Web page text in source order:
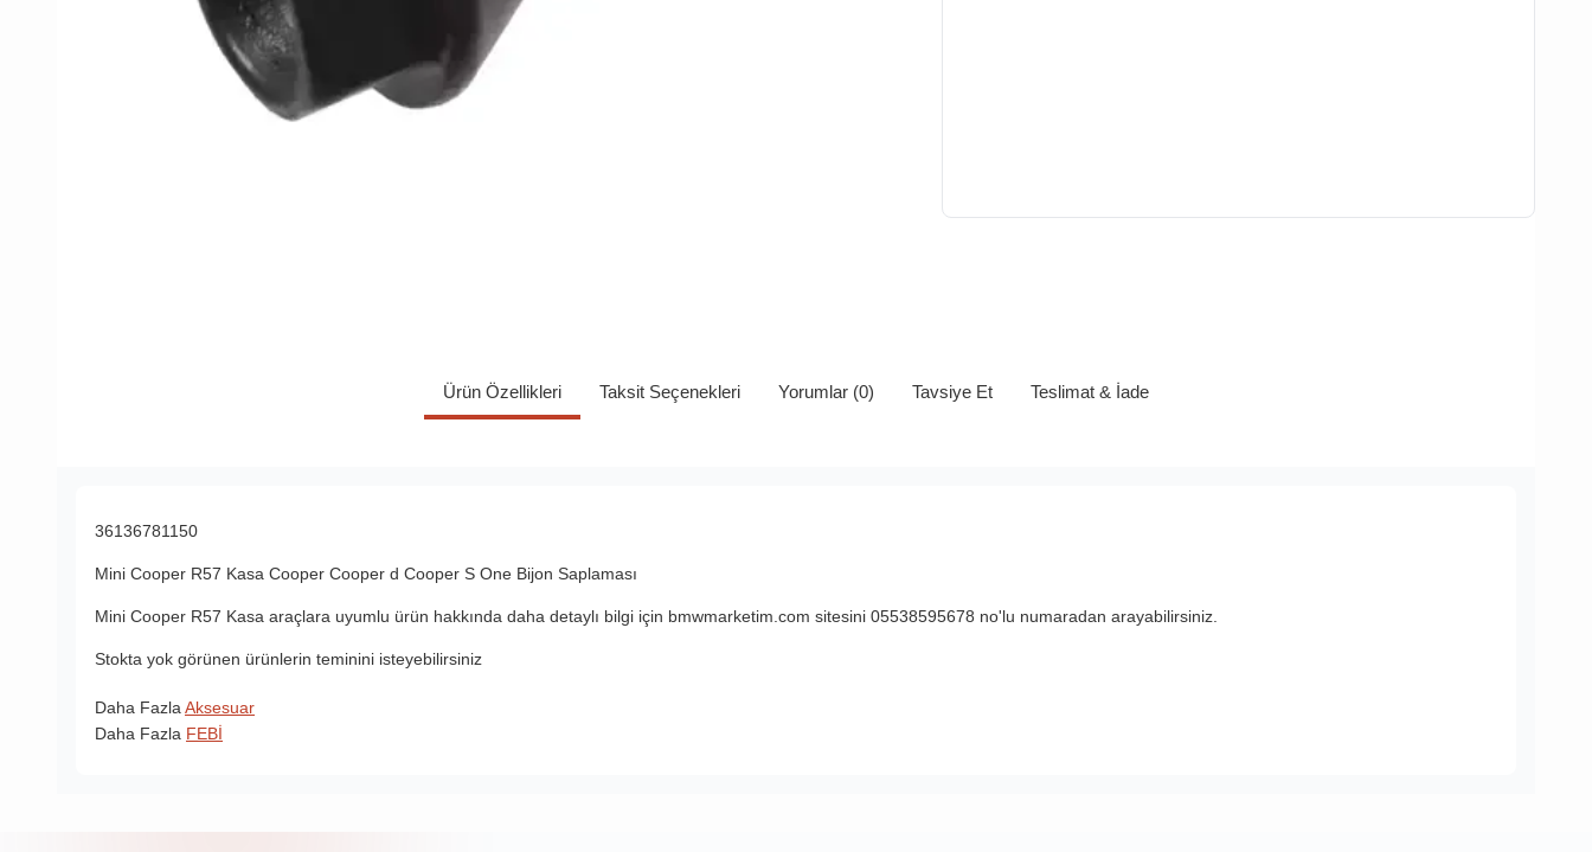
Ürün Özellikleri Taksit Seçenekleri Yorumlar (0) Tavsiye Et Teslimat & İade
36136781150
Mini Cooper R57 Kasa Cooper Cooper d Cooper S One Bijon Saplaması
Mini Cooper R57 Kasa araçlara uyumlu ürün hakkında daha detaylı bilgi için bmwmarketim.com sitesini 05538595678 no'lu numaradan arayabilirsiniz.
Stokta yok görünen ürünlerin teminini isteyebilirsiniz
Daha Fazla Aksesuar
Daha Fazla FEBİ